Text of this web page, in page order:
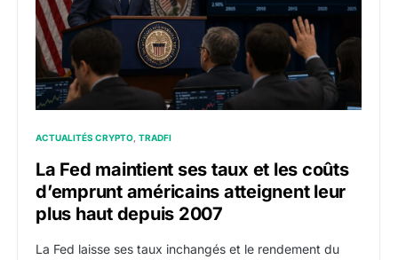
ACTUALITÉS CRYPTO TRADFI
La Fed maintient ses taux et les coûts
d’emprunt américains atteignent leur
plus haut depuis 2007
La Fed laisse ses taux inchangés et le rendement du